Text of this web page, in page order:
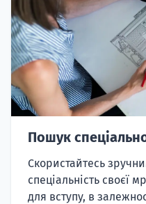
Пошук
Скористайтесь
спеціальність своєї
для вступу, в